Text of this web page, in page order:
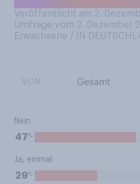
Veröffentlicht am 2.
Umfrage vom 2. Dezember
Erwachsene / IN
Nein
47%
Ja, einmal
29%